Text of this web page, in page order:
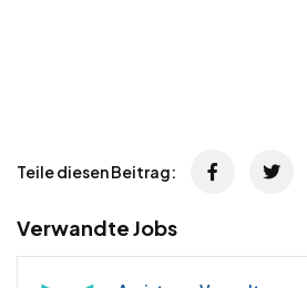
Teile diesen Beitrag:
Verwandte Jobs